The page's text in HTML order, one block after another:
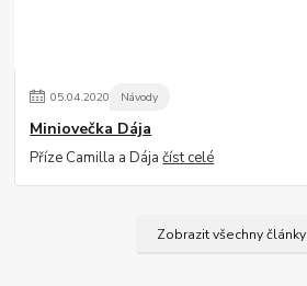
05.04.2020 Návody
Miniovečka Dája
Příze Camilla a Dájačíst celé
Zobrazit všechny články